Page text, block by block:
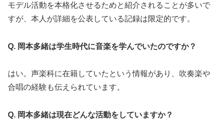
モデル活動を本格化させるためと紹介されることが多いで
すが、本人が詳細を公表している記録は限定的です。
Q. 岡本多緒は学生時代に音楽を学んでいたのですか？
はい。声楽科に在籍していたという情報があり、吹奏楽や
合唱の経験も伝えられています。
Q. 岡本多緒は現在どんな活動をしていますか？